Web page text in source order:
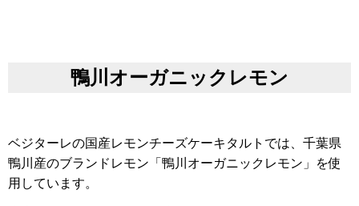
鴨川オーガニックレモン
ベジターレの国産レモンチーズケーキタルトでは、千葉県
鴨川産のブランドレモン「鴨川オーガニックレモン」を使
用しています。